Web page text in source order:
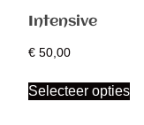
Intensive
€ 50,00
Selecteer opties